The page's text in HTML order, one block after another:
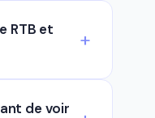
RTB et
de voir